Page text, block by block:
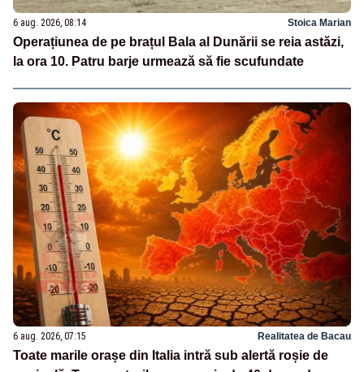
6 aug. 2026, 08:14 Stoica Marian
Operațiunea de pe brațul Bala al Dunării se reia astăzi,
la ora 10. Patru barje urmează să fie scufundate
6 aug. 2026, 07:15 Realitatea de Bacau
Toate marile orașe din Italia intră sub alertă roșie de